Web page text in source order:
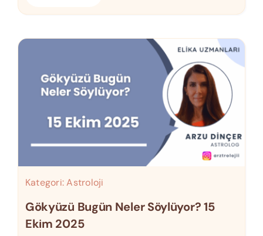
Kategori:Astroloji
Gökyüzü Bugün Neler Söylüyor? 15
Ekim 2025